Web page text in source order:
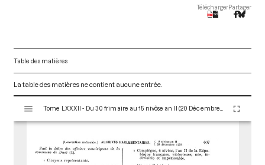
TéléchargerPartager
Table des matières
La table des matières ne contient aucune entrée.
s